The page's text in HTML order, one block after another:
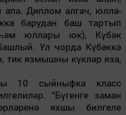
апа. Диплом алгач, юлла­
барудан баш тар­тып
юллары юк), Күбәк
Ул чорда Күбәккә
тик язмышны күкләр яза,
10 сый­ныфка класс
“Бүгенге заман
яхшы билгеле